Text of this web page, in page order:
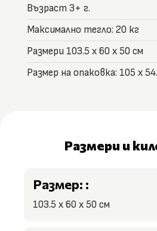
Възраст 3+ г.
Максимално тегло: 20 кг
Размери 103.5 x 60 x 50 см
Размер на опаковка: 105 x
Размери и
Размер: :
103.5 x 60 x 50 см